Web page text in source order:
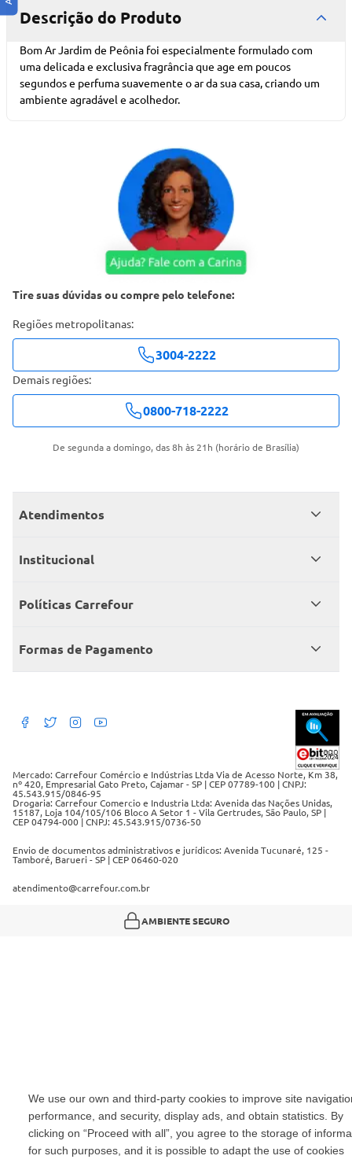
We use our own and third-party cookies to improve site
performance, and security, display ads, and obtain statistics. By
clicking on “Proceed with all”, you agree to the storage of
for such purposes, and it is possible to adapt the use of cookies
Descrição do Produto
Bom Ar Jardim de Peônia foi especialmente formulado com
uma delicada e exclusiva fragrância que age em poucos
segundos e perfuma suavemente o ar da sua casa, criando um
ambiente agradável e acolhedor.
Tire suas dúvidas ou compre pelo telefone:
Regiões metropolitanas:
3004-2222
Demais regiões:
0800-718-2222
De segunda a domingo, das 8h às 21h (horário de Brasília)
Atendimentos
Meus pedidos
Consumidor.gov
Institucional
Grupo Carrefour Brasil
Produtos Carrefour
Políticas Carrefour
Políticas de entregas
Políticas de trocas e devoluções
Formas de Pagamento
Débito Bancário
Mercado: Carrefour Comércio e Indústrias Ltda Via de Acesso Norte, Km 38,
nº 420, Empresarial Gato Preto, Cajamar - SP | CEP 07789-100 | CNPJ:
45.543.915/0846-95
Drogaria: Carrefour Comercio e Industria Ltda: Avenida das Nações Unidas,
15187, Loja 104/105/106 Bloco A Setor 1 - Vila Gertrudes, São Paulo, SP |
CEP 04794-000 | CNPJ: 45.543.915/0736-50
Envio de documentos administrativos e jurídicos: Avenida Tucunaré, 125 -
Tamboré, Barueri - SP | CEP 06460-020
atendimento@carrefour.com.br
AMBIENTE SEGURO